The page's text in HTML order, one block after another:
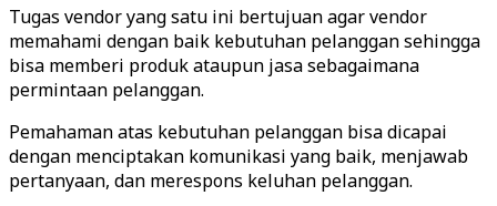
Tugas vendor yang satu ini bertujuan agar vendor
memahami dengan baik kebutuhan pelanggan sehingga
bisa memberi produk ataupun jasa sebagaimana
permintaan pelanggan.
Pemahaman atas kebutuhan pelanggan bisa dicapai
dengan menciptakan komunikasi yang baik, menjawab
pertanyaan, dan merespons keluhan pelanggan.